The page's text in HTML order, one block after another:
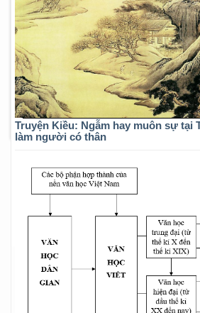
Truyện Kiều: Ngẫm hay muôn sự tại
làm người có thân